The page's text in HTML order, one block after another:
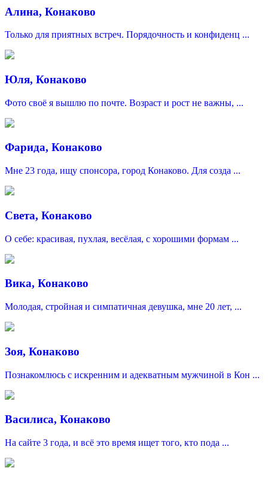
Алина, Конаково
Только для приятных встреч. Порядочность и конфиденц ...
Юля, Конаково
Фото своё я вышлю по почте. Возраст и рост не важны, ...
Фарида, Конаково
Мне 23 года, ищу спонсора, город Конаково. Для созда ...
Света, Конаково
О себе: красивая, пухлая, весёлая, с хорошими формам ...
Вика, Конаково
Молодая, стройная и симпатичная девушка, мне 20 лет, ...
Зоя, Конаково
Познакомлюсь с искренним и адекватным мужчиной в Кон ...
Василиса, Конаково
На сайте 3 года, и всё это время ищет того, кто пода ...